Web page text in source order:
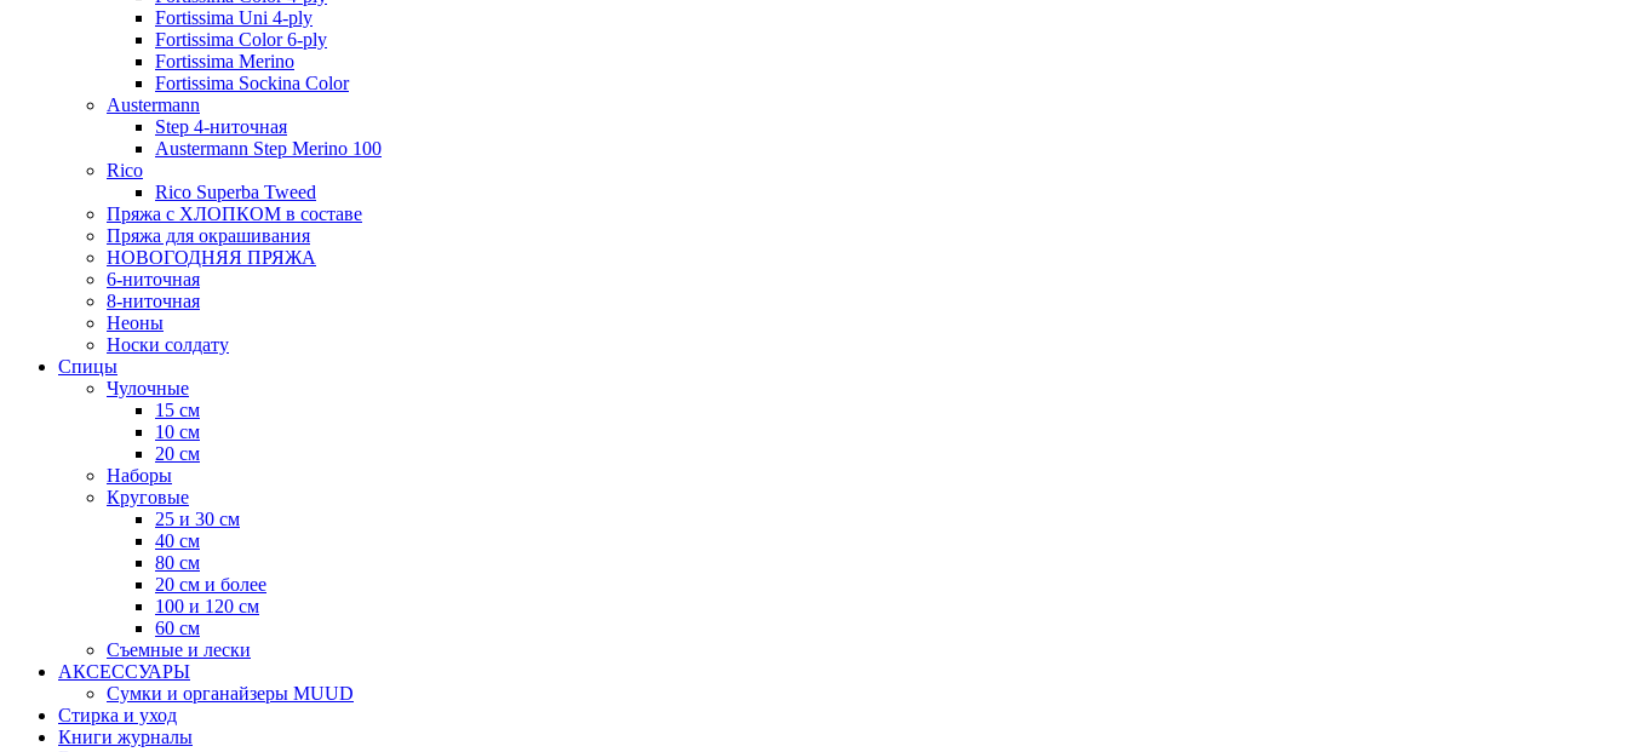
Fortissima Uni 4-ply
Fortissima Color 6-ply
Fortissima Merino
Fortissima Sockina Color
Austermann
Step 4-ниточная
Austermann Step Merino 100
Rico
Rico Superba Tweed
Пряжа с ХЛОПКОМ в составе
Пряжа для окрашивания
НОВОГОДНЯЯ ПРЯЖА
6-ниточная
8-ниточная
Неоны
Носки солдату
Спицы
Чулочные
15 см
10 см
20 см
Наборы
Круговые
25 и 30 см
40 см
80 см
20 см и более
100 и 120 см
60 см
Съемные и лески
АКСЕССУАРЫ
Сумки и органайзеры MUUD
Стирка и уход
Книги журналы